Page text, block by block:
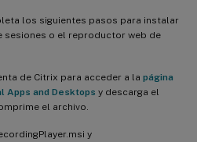
los siguientes pasos para instalar
o el reproductor web de
de Citrix para acceder a la página
Apps and Desktops y descarga el
el archivo.
y